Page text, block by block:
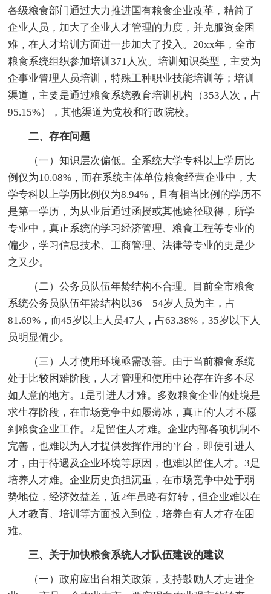
各级粮食部门通过大力推进国有粮食企业改革，精简了
企业人员，加大了企业人才管理的力度，并克服资金困
难，在人才培训方面进一步加大了投入。20xx年，全市
粮食系统组织参加培训371人次。培训知识类型，主要为
企事业管理人员培训，特殊工种职业技能培训等；培训
渠道，主要是通过粮食系统教育培训机构（353人次，占
95.15%），其他渠道为党校和行政院校。
二、存在问题
（一）知识层次偏低。全系统大学专科以上学历比
例仅为10.08%，而在系统主体单位粮食经营企业中，大
学专科以上学历比例仅为8.94%，且有相当比例的学历不
是第一学历，为从业后通过函授或其他途径取得，所学
专业中，真正系统的学习经济管理、粮食工程等专业的
偏少，学习信息技术、工商管理、法律等专业的更是少
之又少。
（二）公务员队伍年龄结构不合理。目前全市粮食
系统公务员队伍年龄结构以36—54岁人员为主，占
81.69%，而45岁以上人员47人，占63.38%，35岁以下人
员明显偏少。
（三）人才使用环境亟需改善。由于当前粮食系统
处于比较困难阶段，人才管理和使用中还存在许多不尽
如人意的地方。1是引进人才难。多数粮食企业的处境是
求生存阶段，在市场竞争中如履薄冰，真正的'人才不愿
到粮食企业工作。2是留住人才难。企业内部各项机制不
完善，也难以为人才提供发挥作用的平台，即使引进人
才，由于待遇及企业环境等原因，也难以留住人才。3是
培养人才难。企业历史负担沉重，在市场竞争中处于弱
势地位，经济效益差，近2年虽略有好转，但企业难以在
人才教育、培训等方面投入到位，培养自有人才存在困
难。
三、关于加快粮食系统人才队伍建设的建议
（一）政府应出台相关政策，支持鼓励人才走进企